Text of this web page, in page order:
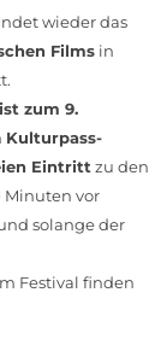
wieder das
Films in
zum 9.
Kulturpass-
Eintritt zu den
Minuten vor
solange der
Festival finden